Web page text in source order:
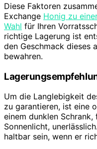
Diese Faktoren
Exchange Honig zu
Wahl für Ihren
richtige Lagerung ist
den Geschmack dieses
bewahren.
Um die Langlebigkeit
zu garantieren, ist eine
einem dunklen
Sonnenlicht, unerlässlich.
haltbar sein, wenn er